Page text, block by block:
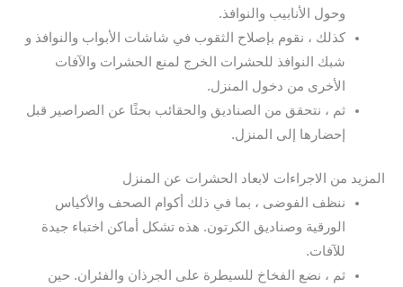
وحول الأنابيب والنوافذ.
كذلك ، نقوم بإصلاح الثقوب في شاشات الأبواب والنوافذ و
شبك النوافذ للحشرات الخرج لمنع الحشرات والآفات
الأخرى من دخول المنزل.
ثم ، نتحقق من الصناديق والحقائب بحثًا عن الصراصير قبل
إحضارها إلى المنزل.
المزيد من الاجراءات لابعاد الحشرات عن المنزل
ننظف الفوضى ، بما في ذلك أكوام الصحف والأكياس
الورقية وصناديق الكرتون. هذه تشكل أماكن اختباء جيدة
للآفات.
ثم ، نضع الفخاخ للسيطرة على الجرذان والفئران. حين